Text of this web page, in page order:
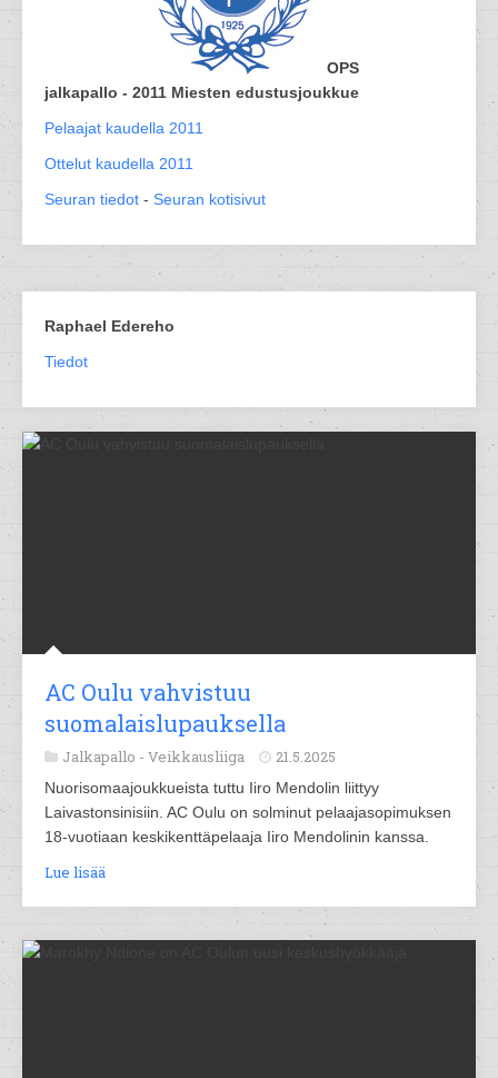
OPS
jalkapallo - 2011 Miesten edustusjoukkue
Pelaajat kaudella 2011
Ottelut kaudella 2011
Seuran tiedot - Seuran kotisivut
Raphael Edereho
Tiedot
AC Oulu vahvistuu
suomalaislupauksella
Jalkapallo - Veikkausliiga 21.5.2025
Nuorisomaajoukkueista tuttu Iiro Mendolin liittyy
Laivastonsinisiin. AC Oulu on solminut pelaajasopimuksen
18-vuotiaan keskikenttäpelaaja Iiro Mendolinin kanssa.
Lue lisää